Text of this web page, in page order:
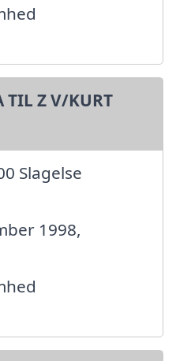
TIL Z V/KURT
Slagelse
1998,